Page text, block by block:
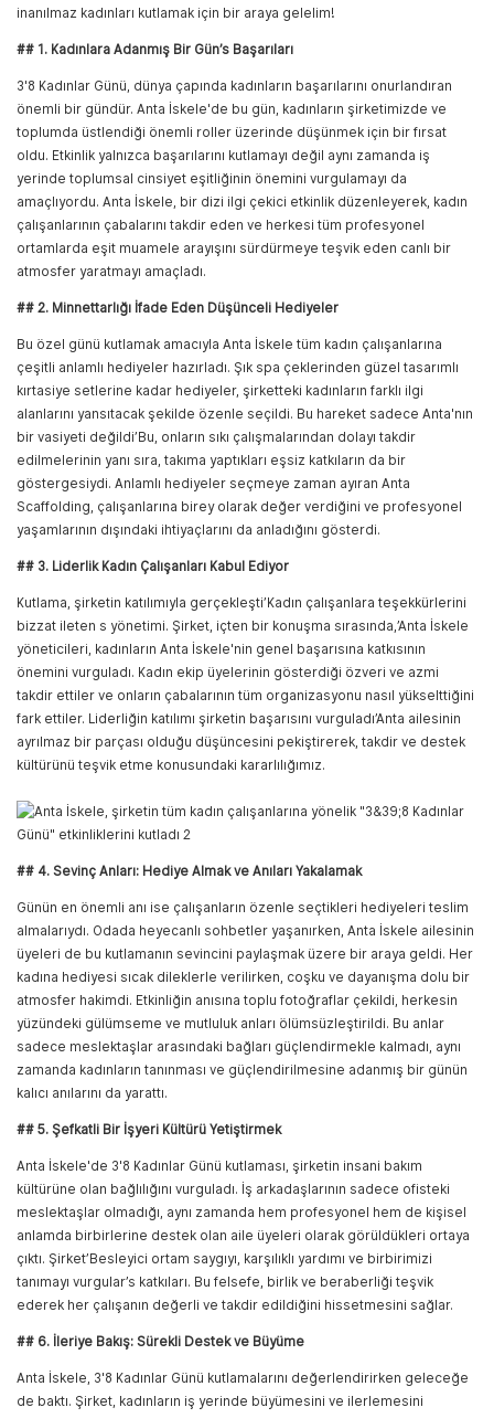
inanılmaz kadınları kutlamak için bir araya gelelim!
## 1. Kadınlara Adanmış Bir Gün’s Başarıları
3'8 Kadınlar Günü, dünya çapında kadınların başarılarını onurlandıran
önemli bir gündür. Anta İskele'de bu gün, kadınların şirketimizde ve
toplumda üstlendiği önemli roller üzerinde düşünmek için bir fırsat
oldu. Etkinlik yalnızca başarılarını kutlamayı değil aynı zamanda iş
yerinde toplumsal cinsiyet eşitliğinin önemini vurgulamayı da
amaçlıyordu. Anta İskele, bir dizi ilgi çekici etkinlik düzenleyerek, kadın
çalışanlarının çabalarını takdir eden ve herkesi tüm profesyonel
ortamlarda eşit muamele arayışını sürdürmeye teşvik eden canlı bir
atmosfer yaratmayı amaçladı.
## 2. Minnettarlığı İfade Eden Düşünceli Hediyeler
Bu özel günü kutlamak amacıyla Anta İskele tüm kadın çalışanlarına
çeşitli anlamlı hediyeler hazırladı. Şık spa çeklerinden güzel tasarımlı
kırtasiye setlerine kadar hediyeler, şirketteki kadınların farklı ilgi
alanlarını yansıtacak şekilde özenle seçildi. Bu hareket sadece Anta'nın
bir vasiyeti değildi’Bu, onların sıkı çalışmalarından dolayı takdir
edilmelerinin yanı sıra, takıma yaptıkları eşsiz katkıların da bir
göstergesiydi. Anlamlı hediyeler seçmeye zaman ayıran Anta
Scaffolding, çalışanlarına birey olarak değer verdiğini ve profesyonel
yaşamlarının dışındaki ihtiyaçlarını da anladığını gösterdi.
## 3. Liderlik Kadın Çalışanları Kabul Ediyor
Kutlama, şirketin katılımıyla gerçekleşti’Kadın çalışanlara teşekkürlerini
bizzat ileten s yönetimi. Şirket, içten bir konuşma sırasında,’Anta İskele
yöneticileri, kadınların Anta İskele'nin genel başarısına katkısının
önemini vurguladı. Kadın ekip üyelerinin gösterdiği özveri ve azmi
takdir ettiler ve onların çabalarının tüm organizasyonu nasıl yükselttiğini
fark ettiler. Liderliğin katılımı şirketin başarısını vurguladı’Anta ailesinin
ayrılmaz bir parçası olduğu düşüncesini pekiştirerek, takdir ve destek
kültürünü teşvik etme konusundaki kararlılığımız.
## 4. Sevinç Anları: Hediye Almak ve Anıları Yakalamak
Günün en önemli anı ise çalışanların özenle seçtikleri hediyeleri teslim
almalarıydı. Odada heyecanlı sohbetler yaşanırken, Anta İskele ailesinin
üyeleri de bu kutlamanın sevincini paylaşmak üzere bir araya geldi. Her
kadına hediyesi sıcak dileklerle verilirken, coşku ve dayanışma dolu bir
atmosfer hakimdi. Etkinliğin anısına toplu fotoğraflar çekildi, herkesin
yüzündeki gülümseme ve mutluluk anları ölümsüzleştirildi. Bu anlar
sadece meslektaşlar arasındaki bağları güçlendirmekle kalmadı, aynı
zamanda kadınların tanınması ve güçlendirilmesine adanmış bir günün
kalıcı anılarını da yarattı.
## 5. Şefkatli Bir İşyeri Kültürü Yetiştirmek
Anta İskele'de 3'8 Kadınlar Günü kutlaması, şirketin insani bakım
kültürüne olan bağlılığını vurguladı. İş arkadaşlarının sadece ofisteki
meslektaşlar olmadığı, aynı zamanda hem profesyonel hem de kişisel
anlamda birbirlerine destek olan aile üyeleri olarak görüldükleri ortaya
çıktı. Şirket’Besleyici ortam saygıyı, karşılıklı yardımı ve birbirimizi
tanımayı vurgular’s katkıları. Bu felsefe, birlik ve beraberliği teşvik
ederek her çalışanın değerli ve takdir edildiğini hissetmesini sağlar.
## 6. İleriye Bakış: Sürekli Destek ve Büyüme
Anta İskele, 3'8 Kadınlar Günü kutlamalarını değerlendirirken geleceğe
de baktı. Şirket, kadınların iş yerinde büyümesini ve ilerlemesini